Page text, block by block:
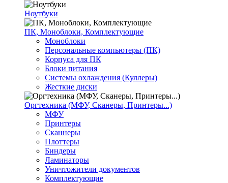
Ноутбуки
ПК, Моноблоки, Комплектующие
Моноблоки
Персональные компьютеры (ПК)
Корпуса для ПК
Блоки питания
Системы охлаждения (Куллеры)
Жесткие диски
Оргтехника (МФУ, Сканеры, Принтеры...)
МФУ
Принтеры
Сканнеры
Плоттеры
Биндеры
Ламинаторы
Уничтожители документов
Комплектующие